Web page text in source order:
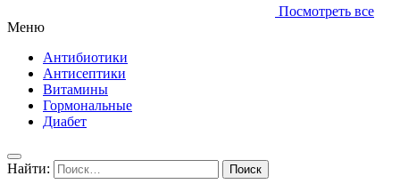
Посмотреть все
Меню
Антибиотики
Антисептики
Витамины
Гормональные
Диабет
Найти: